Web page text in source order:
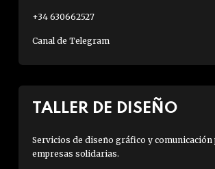
+34 630662527
Canal de Telegram
TALLER DE DISEÑO
Servicios de diseño gráfico y comunicación
empresas solidarias.